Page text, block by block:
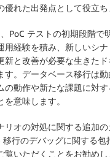
優れた出発点として役立ち
PoC テストの初期段階で
用経験を積み、新しいシ
新と改善が必要な生きた
す。データベース移行は
の動作や新たな課題に対
を意味します。
リオの対処に関する追加
移行のデバッグに関する
覧いただくことをお勧め